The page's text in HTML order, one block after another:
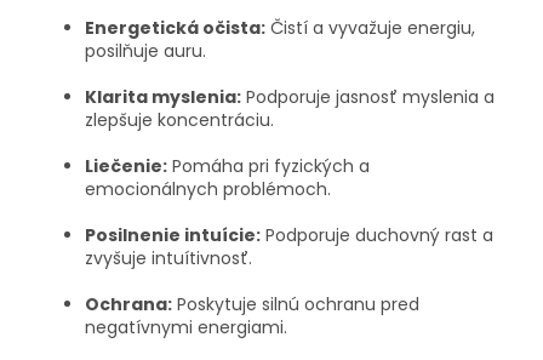
Energetická očista: Čistí a vyvažuje energiu,
posilňuje auru.
Klarita myslenia: Podporuje jasnosť myslenia a
zlepšuje koncentráciu.
Liečenie: Pomáha pri fyzických a
emocionálnych problémoch.
Posilnenie intuície: Podporuje duchovný rast a
zvyšuje intuítivnosť.
Ochrana: Poskytuje silnú ochranu pred
negatívnymi energiami.